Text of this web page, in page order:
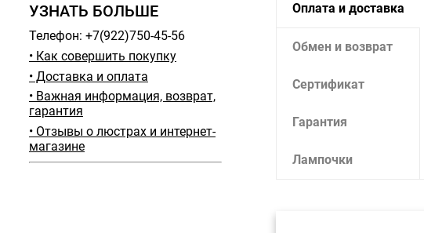
УЗНАТЬ БОЛЬШЕ
Телефон: +7(922)750-45-56
• Как совершить покупку
• Доставка и оплата
• Важная информация, возврат,
гарантия
• Отзывы о люстрах и интернет-
магазине
Оплата и доставка
Обмен и возврат
Сертификат
Гарантия
Лампочки